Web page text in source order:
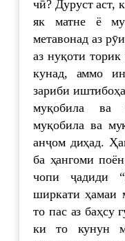
чӣ? Дуруст аст,
як матне ё
метавонад аз
аз нуқоти
кунад, аммо
зариби
муқобила ва
муқобила ва
анҷом диҳад.
ба ҳангоми
чопи ҷадиди
ширкати ҳамаи
то пас аз баҳсу
ки то кунун